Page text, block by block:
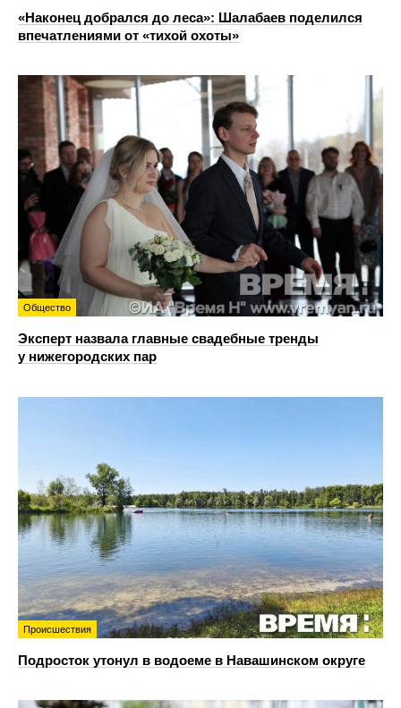
«Наконец добрался до леса»: Шалабаев поделился
впечатлениями от «тихой охоты»
Общество
Эксперт назвала главные свадебные тренды
у нижегородских пар
Происшествия
Подросток утонул в водоеме в Навашинском округе